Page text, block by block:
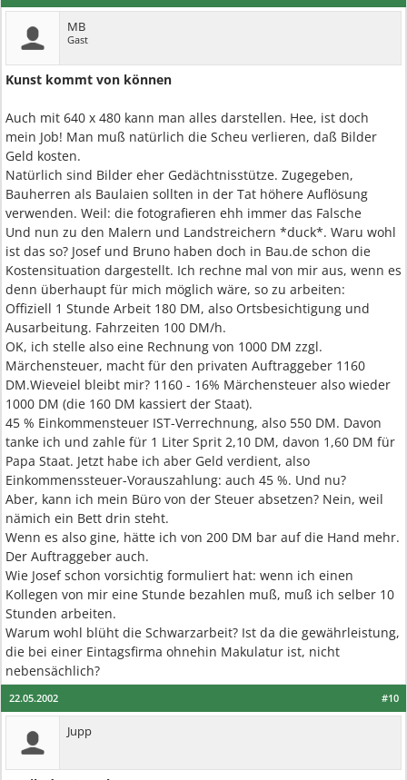
MB
Gast
Kunst kommt von können
Auch mit 640 x 480 kann man alles darstellen. Hee, ist doch
mein Job! Man muß natürlich die Scheu verlieren, daß Bilder
Geld kosten.
Natürlich sind Bilder eher Gedächtnisstütze. Zugegeben,
Bauherren als Baulaien sollten in der Tat höhere Auflösung
verwenden. Weil: die fotografieren ehh immer das Falsche
Und nun zu den Malern und Landstreichern *duck*. Waru wohl
ist das so? Josef und Bruno haben doch in Bau.de schon die
Kostensituation dargestellt. Ich rechne mal von mir aus, wenn es
denn überhaupt für mich möglich wäre, so zu arbeiten:
Offiziell 1 Stunde Arbeit 180 DM, also Ortsbesichtigung und
Ausarbeitung. Fahrzeiten 100 DM/h.
OK, ich stelle also eine Rechnung von 1000 DM zzgl.
Märchensteuer, macht für den privaten Auftraggeber 1160
DM.Wieveiel bleibt mir? 1160 - 16% Märchensteuer also wieder
1000 DM (die 160 DM kassiert der Staat).
45 % Einkommensteuer IST-Verrechnung, also 550 DM. Davon
tanke ich und zahle für 1 Liter Sprit 2,10 DM, davon 1,60 DM für
Papa Staat. Jetzt habe ich aber Geld verdient, also
Einkommenssteuer-Vorauszahlung: auch 45 %. Und nu?
Aber, kann ich mein Büro von der Steuer absetzen? Nein, weil
nämich ein Bett drin steht.
Wenn es also gine, hätte ich von 200 DM bar auf die Hand mehr.
Der Auftraggeber auch.
Wie Josef schon vorsichtig formuliert hat: wenn ich einen
Kollegen von mir eine Stunde bezahlen muß, muß ich selber 10
Stunden arbeiten.
Warum wohl blüht die Schwarzarbeit? Ist da die gewährleistung,
die bei einer Eintagsfirma ohnehin Makulatur ist, nicht
nebensächlich?
#10
22.05.2002
Jupp